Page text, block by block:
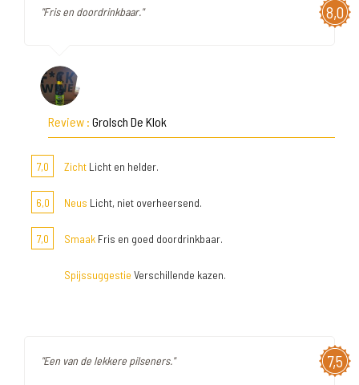
8,0
"Fris en doordrinkbaar."
Review : Grolsch De Klok
7,0 Zicht Licht en helder.
6,0 Neus Licht, niet overheersend.
7,0 Smaak Fris en goed doordrinkbaar.
Spijssuggestie Verschillende kazen.
7,5
"Een van de lekkere pilseners."